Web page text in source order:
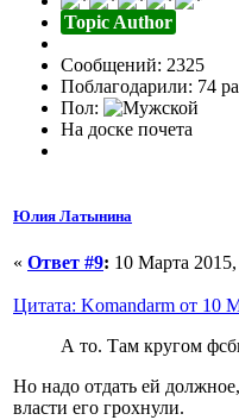
Topic Author
Сообщений: 2325
Поблагодарили: 74
Пол:
На доске почета
Юлия Латынина
« Ответ #9: 10 Марта
Цитата: Komandarm от 10
А то. Там кругом
Но надо отдать ей
власти его грохнули.